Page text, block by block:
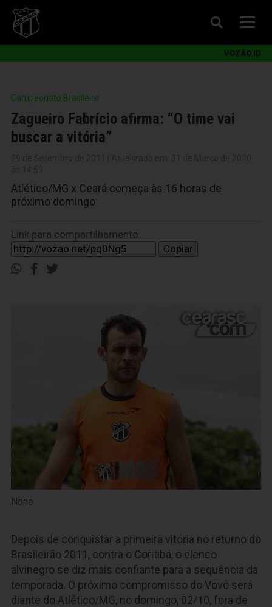
VOZÃO ID
Campeonato Brasileiro
Zagueiro Fabrício afirma: “O time vai
buscar a vitória”
Atlético/MG x Ceará começa às 16 horas de
próximo domingo
Link para compartilhamento:
Copiar
None
Depois de conquistar a primeira vitória no returno do
Brasileirão 2011, contra o Coritiba, o elenco
alvinegro se diz mais confiante para a sequência da
temporada. O próximo compromisso do Vovô será
diante do Atlético/MG, no domingo, 02/10, fora de